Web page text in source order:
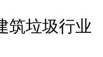
垃圾行业